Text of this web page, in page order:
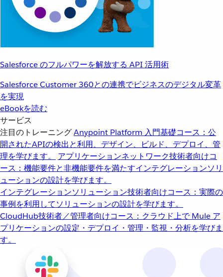
Salesforce のフルパワーを解放する API 活用術
Salesforce Customer 360との連携でビジネスのデジタル変革
を実現
eBookを読む
サービス
注目のトレーニングAnypoint Platform 入門基礎コース：公
開されたAPIの検出と利用、デザイン、ビルド、デプロイ、管
理を学びます。
アプリケーションネットワーク技術者向けコ
ース：機能要件と非機能要件を満たすインテグレーションソリ
ューションの設計を学びます。
インテグレーションソリューション技術者向けコース：実際の
事例を利用してソリューションの設計を学びます。
CloudHub技術者／管理者向けコース：クラウド上で Mule ア
プリケーションの設定・デプロイ・管理・監視・分析を学びま
す。